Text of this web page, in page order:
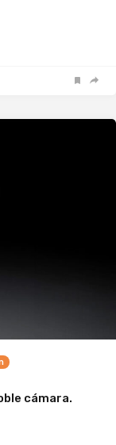
cámara.